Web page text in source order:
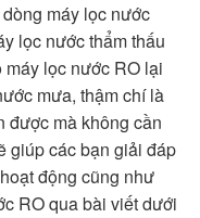
máy lọc nước
lọc nước thẩm thấu
lọc nước RO lại
mưa, thậm chí là
được mà không cần
giúp các bạn giải đáp
động cũng như
RO qua bài viết dưới